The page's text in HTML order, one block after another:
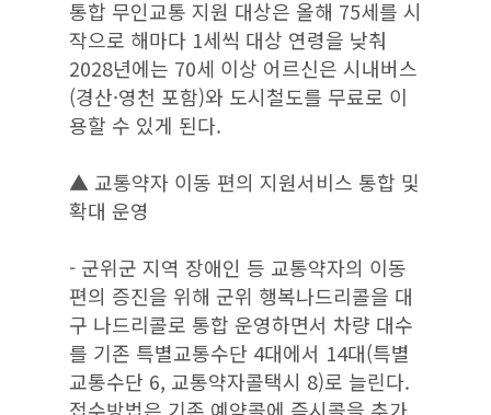
통합 무인교통 지원 대상은 올해 75세를 시
작으로 해마다 1세씩 대상 연령을 낮춰
2028년에는 70세 이상 어르신은 시내버스
(경산·영천 포함)와 도시철도를 무료로 이
용할 수 있게 된다.
▲ 교통약자 이동 편의 지원서비스 통합 및
확대 운영
- 군위군 지역 장애인 등 교통약자의 이동
편의 증진을 위해 군위 행복나드리콜을 대
구 나드리콜로 통합 운영하면서 차량 대수
를 기존 특별교통수단 4대에서 14대(특별
교통수단 6, 교통약자콜택시 8)로 늘린다.
접수방법은 기존 예약콜에 즉시콜을 추가